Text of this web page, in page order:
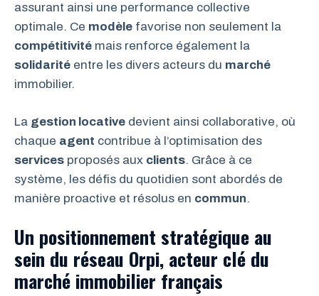
assurant ainsi une performance collective
optimale. Ce modèle favorise non seulement la
compétitivité mais renforce également la
solidarité entre les divers acteurs du marché
immobilier.
La gestion locative devient ainsi collaborative, où
chaque agent contribue à l’optimisation des
services proposés aux clients. Grâce à ce
système, les défis du quotidien sont abordés de
manière proactive et résolus en commun.
Un positionnement stratégique au
sein du réseau Orpi, acteur clé du
marché immobilier français